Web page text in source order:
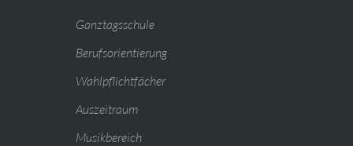
Ganztagsschule
Berufsorientierung
Wahlpflichtfächer
Auszeitraum
Musikbereich